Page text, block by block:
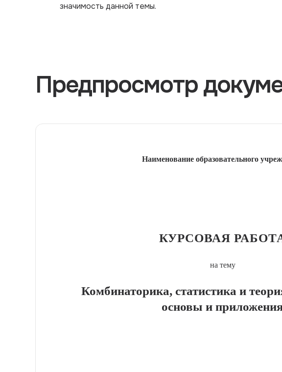
значимость данной темы.
Предпросмотр
Наименование образовательного
КУРСОВАЯ
на тему
Комбинаторика, статистика и
основы и